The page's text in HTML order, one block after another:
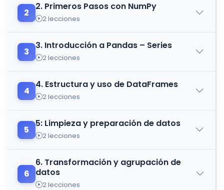
2
2. Primeros Pasos con NumPy
2 lecciones
3
3. Introducción a Pandas – Series
2 lecciones
4
4. Estructura y uso de DataFrames
2 lecciones
5
5: Limpieza y preparación de datos
2 lecciones
6
6. Transformación y agrupación de
datos
2 lecciones